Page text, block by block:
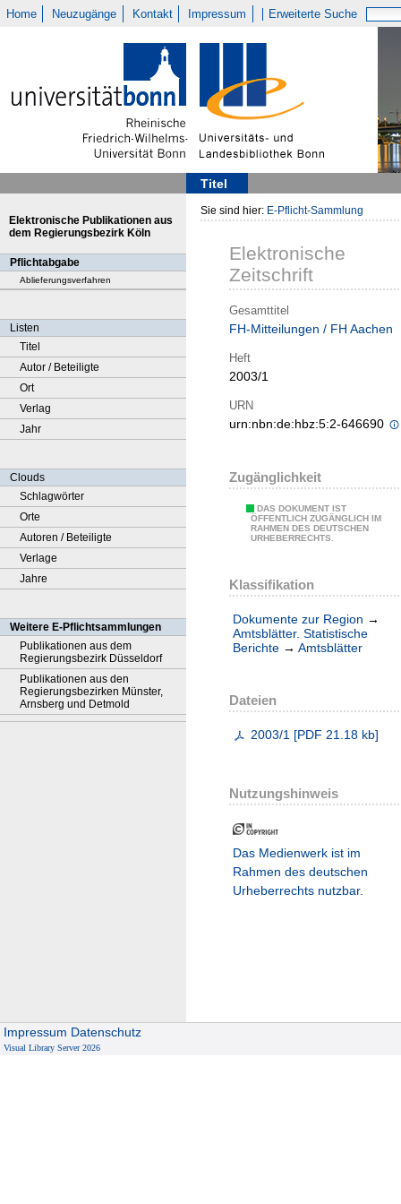
Home Neuzugänge Kontakt Impressum Erweiterte Suche
Titel
Elektronische Publikationen aus
dem Regierungsbezirk Köln
Pflichtabgabe
Ablieferungsverfahren
Listen
Titel
Autor / Beteiligte
Ort
Verlag
Jahr
Clouds
Schlagwörter
Orte
Autoren / Beteiligte
Verlage
Jahre
Weitere E-Pflichtsammlungen
Publikationen aus dem
Regierungsbezirk Düsseldorf
Publikationen aus den
Regierungsbezirken Münster,
Arnsberg und Detmold
Sie sind hier: E-Pflicht-Sammlung
Elektronische
Zeitschrift
Gesamttitel
FH-Mitteilungen / FH Aachen
Heft
2003/1
URN
urn:nbn:de:hbz:5:2-646690
Zugänglichkeit
DAS DOKUMENT IST
ÖFFENTLICH ZUGÄNGLICH IM
RAHMEN DES DEUTSCHEN
URHEBERRECHTS.
Klassifikation
Dokumente zur Region →
Amtsblätter. Statistische
Berichte → Amtsblätter
Dateien
2003/1 [PDF 21.18 kb]
Nutzungshinweis
Das Medienwerk ist im
Rahmen des deutschen
Urheberrechts nutzbar.
Impressum Datenschutz
Visual Library Server 2026